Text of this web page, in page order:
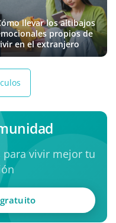
llevar los altibajos
propios de
en el extranjero
para vivir mejor tu